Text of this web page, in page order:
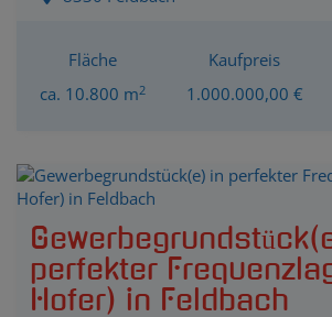
Fläche
ca. 10.800 m2
Kaufpreis
1.000.000,00 €
perfekter
Hofer) in Feldbach